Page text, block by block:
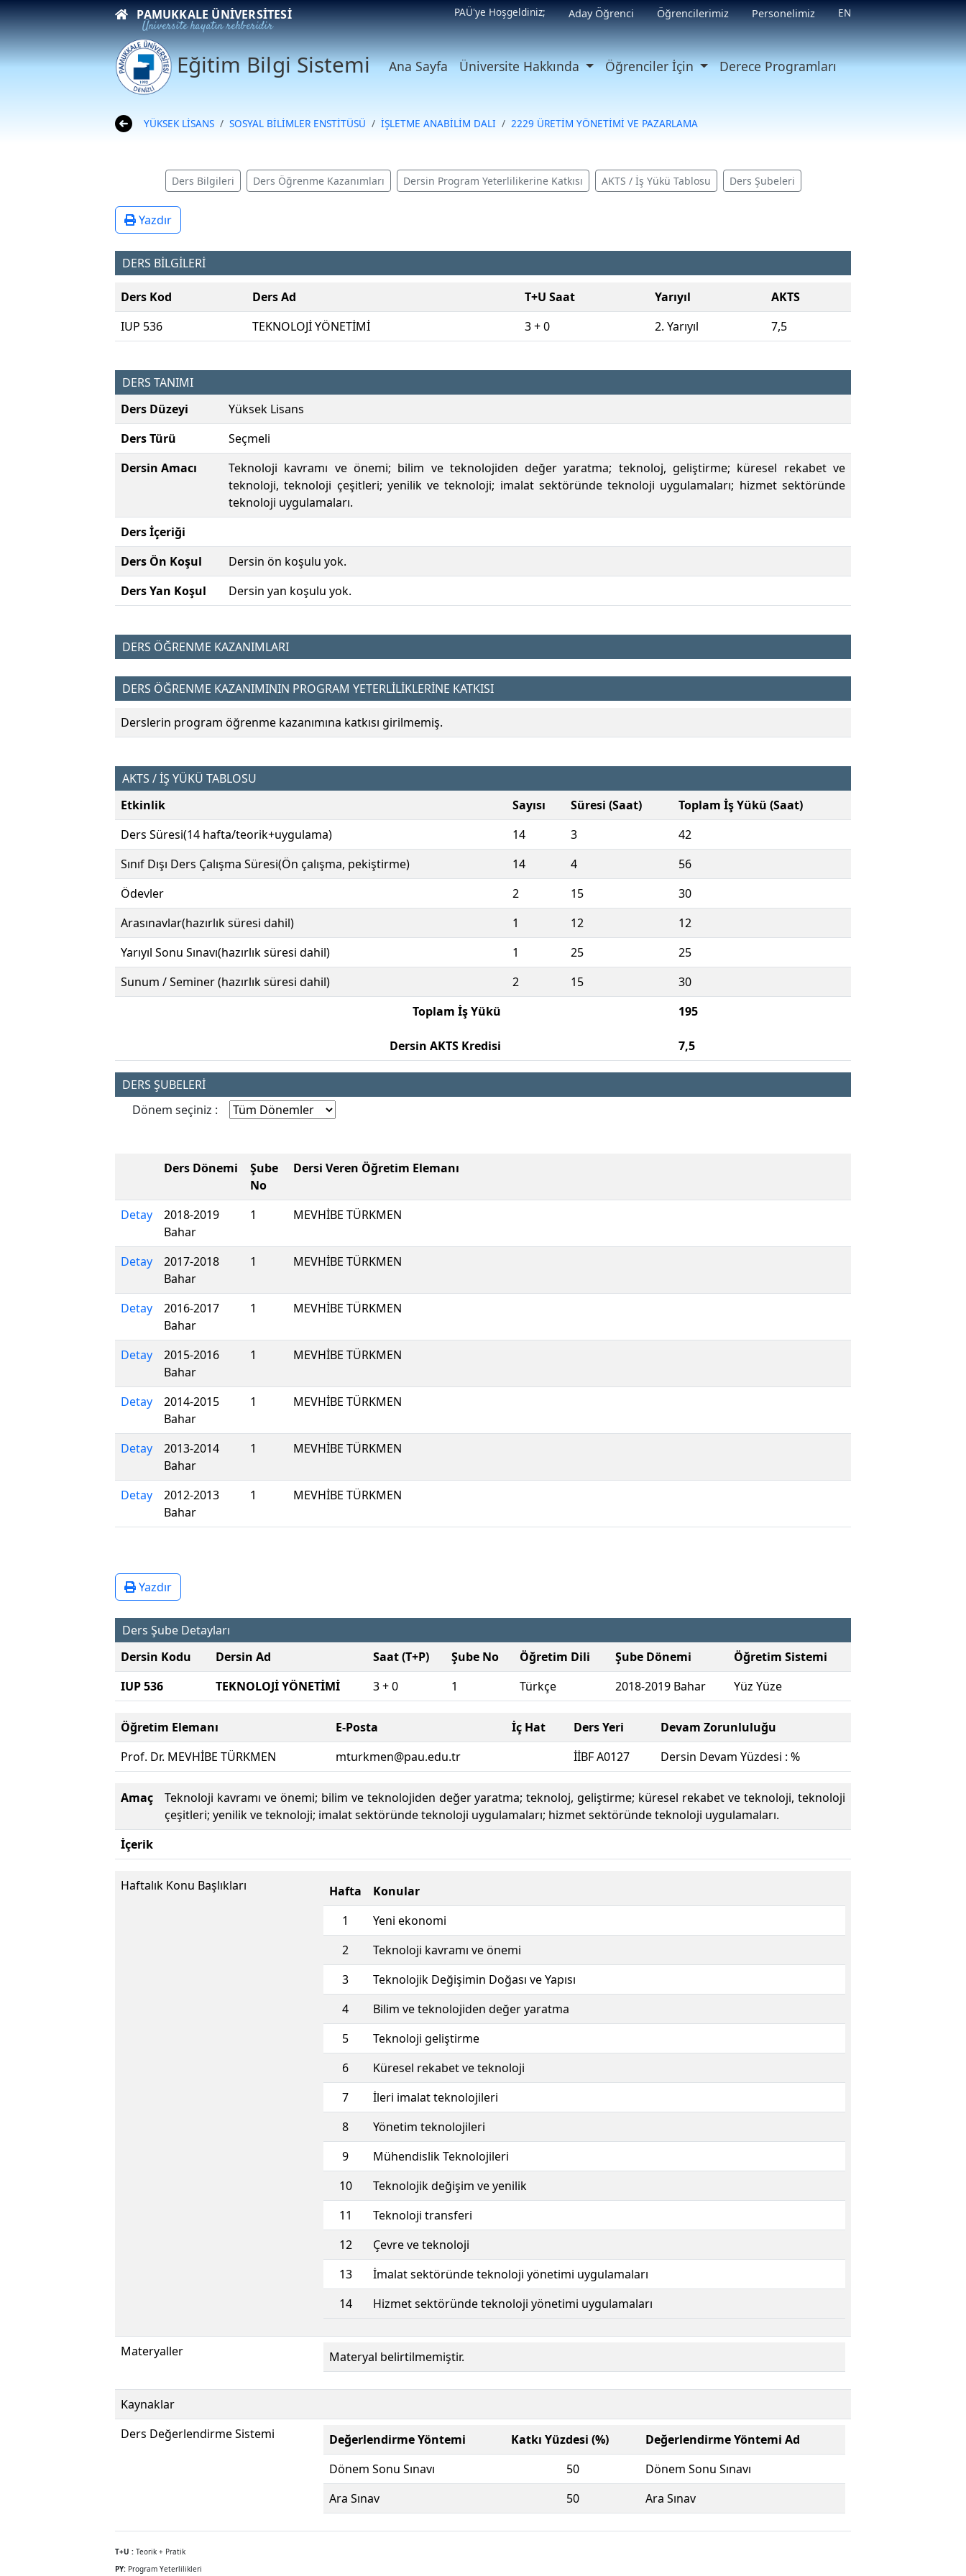
PAMUKKALE ÜNIVERSITESI
Üniversite hayatın rehberidir
PAÜ'ye Hoşgeldiniz; Aday Öğrenci Öğrencilerimiz Personelimiz EN
Eğitim Bilgi Sistemi Ana Sayfa Üniversite Hakkında Öğrenciler İçin Derece Programları
YÜKSEK LİSANS SOSYAL BİLİMLER ENSTİTÜSÜ İŞLETME ANABİLİM DALI 2229 ÜRETİM YÖNETİMİ VE PAZARLAMA
Ders Bilgileri Ders Öğrenme Kazanımları Dersin Program Yeterlilikerine Katkısı AKTS / İş Yükü Tablosu Ders Şubeleri
Yazdır
DERS BİLGİLERİ
Ders Kod Ders Ad T+U Saat Yarıyıl
AKTS
IUP 536
TEKNOLOJİ YÖNETİMİ 3 + 0 2. Yarıyıl 7,5
DERS TANIMI
Ders Düzeyi
Yüksek Lisans
Ders Türü
Seçmeli
Dersin Amacı
Teknoloji kavramı ve önemi; bilim ve teknolojiden değer yaratma; teknoloj, geliştirme; küresel rekabet ve
teknoloji, teknoloji çeşitleri; yenilik ve teknoloji; imalat sektöründe teknoloji uygulamaları; hizmet sektöründe
teknoloji uygulamaları.
Ders İçeriği
Ders Ön Koşul
Dersin ön koşulu yok.
Ders Yan Koşul
Dersin yan koşulu yok.
DERS ÖĞRENME KAZANIMLARI
DERS ÖĞRENME KAZANIMININ PROGRAM YETERLİLİKLERİNE KATKISI
Derslerin program öğrenme kazanımına katkısı girilmemiş.
AKTS / İŞ YÜKÜ TABLOSU
Etkinlik
Sayısı Süresi (Saat)
Toplam İş Yükü (Saat)
Ders Süresi(14 hafta/teorik+uygulama)
14 3
42
Sınıf Dışı Ders Çalışma Süresi(Ön çalışma, pekiştirme)
14 4
56
Ödevler
2 15
30
Arasınavlar(hazırlık süresi dahil)
1 12
12
Yarıyıl Sonu Sınavı(hazırlık süresi dahil)
1 25
25
Sunum / Seminer (hazırlık süresi dahil)
2 15
30
Toplam İş Yükü
Dersin AKTS Kredisi
195
7,5
DERS ŞUBELERİ
Dönem seçiniz :
Ders Dönemi
Şube
No
Dersi Veren Öğretim Elemanı
Detay
2018-2019
Bahar
1 MEVHİBE TÜRKMEN
Detay
2017-2018
Bahar
1 MEVHİBE TÜRKMEN
Detay
2016-2017
Bahar
1 MEVHİBE TÜRKMEN
Detay
2015-2016
Bahar
1 MEVHİBE TÜRKMEN
Detay
2014-2015
Bahar
1 MEVHİBE TÜRKMEN
Detay
2013-2014
Bahar
1 MEVHİBE TÜRKMEN
Detay
2012-2013
Bahar
1 MEVHİBE TÜRKMEN
Yazdır
Ders Şube Detayları
Dersin Kodu
Dersin Ad Saat (T+P) Şube No Öğretim Dili Şube Dönemi
Öğretim Sistemi
IUP 536
TEKNOLOJİ YÖNETİMİ 3 + 0 1 Türkçe 2018-2019 Bahar Yüz Yüze
Öğretim Elemanı E-Posta İç Hat Ders Yeri
Devam Zorunluluğu
Prof. Dr. MEVHİBE TÜRKMEN
mturkmen@pau.edu.tr İİBF A0127 Dersin Devam Yüzdesi : %
Amaç
Teknoloji kavramı ve önemi; bilim ve teknolojiden değer yaratma; teknoloj, geliştirme; küresel rekabet ve teknoloji, teknoloji
çeşitleri; yenilik ve teknoloji; imalat sektöründe teknoloji uygulamaları; hizmet sektöründe teknoloji uygulamaları.
İçerik
Haftalık Konu Başlıkları Hafta
Konular
1
Yeni ekonomi
2
Teknoloji kavramı ve önemi
3
Teknolojik Değişimin Doğası ve Yapısı
4
Bilim ve teknolojiden değer yaratma
5
Teknoloji geliştirme
6
Küresel rekabet ve teknoloji
7
İleri imalat teknolojileri
8
Yönetim teknolojileri
9
Mühendislik Teknolojileri
10
Teknolojik değişim ve yenilik
11
Teknoloji transferi
12
Çevre ve teknoloji
13
İmalat sektöründe teknoloji yönetimi uygulamaları
14
Hizmet sektöründe teknoloji yönetimi uygulamaları
Materyaller Materyal belirtilmemiştir.
Kaynaklar
Ders Değerlendirme Sistemi
Değerlendirme Yöntemi Katkı Yüzdesi (%)
Değerlendirme Yöntemi Ad
Dönem Sonu Sınavı
50
Dönem Sonu Sınavı
Ara Sınav
50 Ara Sınav
T+U : Teorik + Pratik
PY: Program Yeterlilikleri